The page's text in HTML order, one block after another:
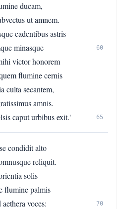
ducam,
ut amnem.
cadentibus astris
minasque
60
victor honorem
flumine cernis
culta secantem,
amnis.
caput urbibus exit.'
65
condidit alto
reliquit.
solis
flumine palmis
voces:
70